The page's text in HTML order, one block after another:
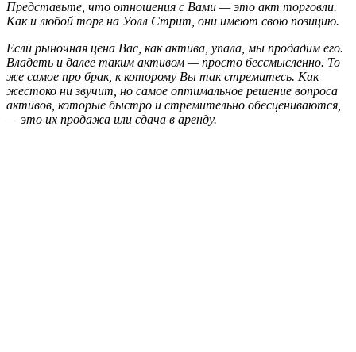
Представьте, что отношения с Вами — это акт торговли.
Как и любой торг на Уолл Стрит, они имеют свою позицию.
Если рыночная цена Вас, как актива, упала, мы продадим его.
Владеть и далее таким активом — просто бессмысленно. То
же самое про брак, к которому Вы так стремитесь. Как
жестоко ни звучит, но самое оптимальное решение вопроса
активов, которые быстро и стремительно обесцениваются,
— это их продажа или сдача в аренду.